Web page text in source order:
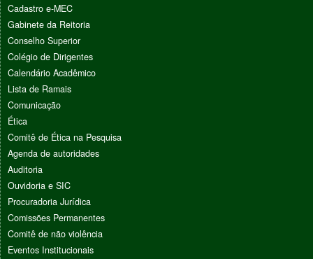
Cadastro e-MEC
Gabinete da Reitoria
Conselho Superior
Colégio de Dirigentes
Calendário Acadêmico
Lista de Ramais
Comunicação
Ética
Comitê de Ética na Pesquisa
Agenda de autoridades
Auditoria
Ouvidoria e SIC
Procuradoria Jurídica
Comissões Permanentes
Comitê de não violência
Eventos Institucionais